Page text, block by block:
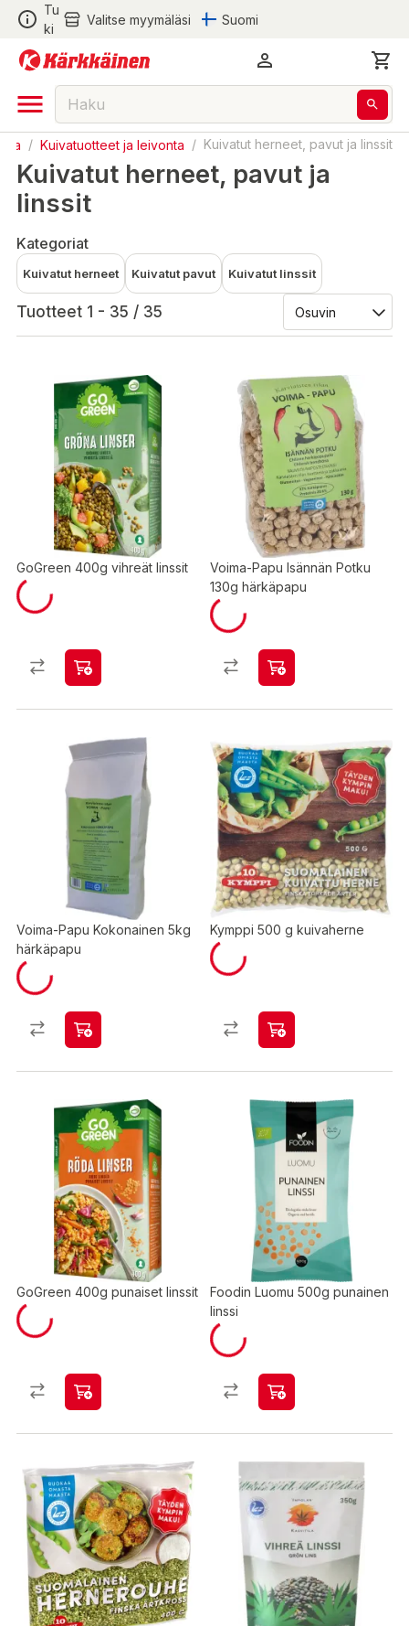
Tu
ki
Valitse myymäläsi Suomi
/ Kuivatuotteet ja leivonta / Kuivatut herneet, pavut ja linssit
Kuivatut herneet, pavut ja
linssit
Kategoriat
Kuivatut herneet Kuivatut pavut Kuivatut linssit
Tuotteet 1 - 35 / 35
GoGreen 400g vihreät linssit
Voima-Papu Isännän Potku
130g härkäpapu
Voima-Papu Kokonainen 5kg
härkäpapu
Kymppi 500 g kuivaherne
GoGreen 400g punaiset linssit
Foodin Luomu 500g punainen
linssi